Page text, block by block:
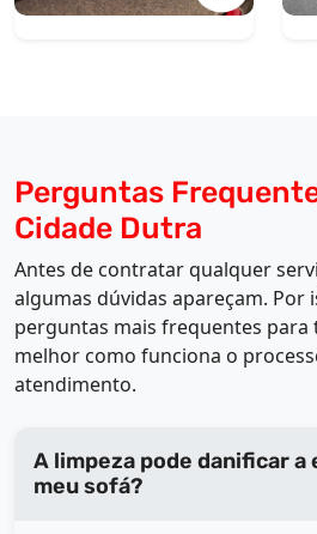
Perguntas
Cidade Dutra
Antes de contratar qualquer
algumas dúvidas apareçam. Por
perguntas mais frequentes para
melhor como funciona o
atendimento.
A limpeza pode danificar a
meu sofá?